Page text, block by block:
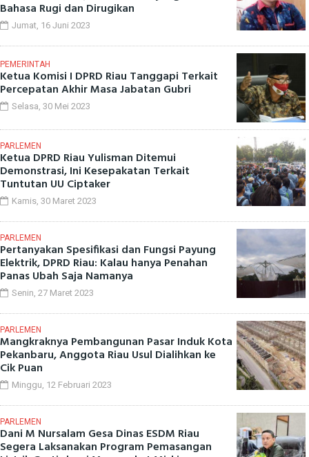
Bahasa Rugi dan Dirugikan
Jumat, 16 Juni 2023
PEMERINTAH
Ketua Komisi I DPRD Riau Tanggapi Terkait
Percepatan Akhir Masa Jabatan Gubri
Selasa, 30 Mei 2023
PARLEMEN
Ketua DPRD Riau Yulisman Ditemui
Demonstrasi, Ini Kesepakatan Terkait
Tuntutan UU Ciptaker
Kamis, 30 Maret 2023
PARLEMEN
Pertanyakan Spesifikasi dan Fungsi Payung
Elektrik, DPRD Riau: Kalau hanya Penahan
Panas Ubah Saja Namanya
Senin, 27 Maret 2023
PARLEMEN
Mangkraknya Pembangunan Pasar Induk Kota
Pekanbaru, Anggota Riau Usul Dialihkan ke
Cik Puan
Minggu, 12 Februari 2023
PARLEMEN
Dani M Nursalam Gesa Dinas ESDM Riau
Segera Laksanakan Program Pemasangan